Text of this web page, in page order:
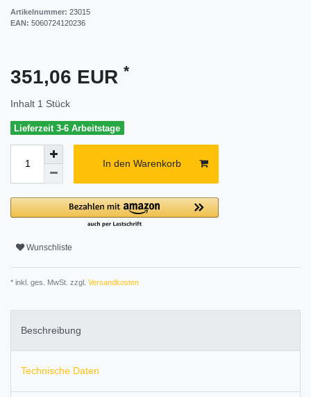
Artikelnummer: 23015
EAN: 5060724120236
351,06 EUR *
Inhalt 1 Stück
Lieferzeit 3-6 Arbeitstage
In den Warenkorb
Wunschliste
* inkl. ges. MwSt. zzgl. Versandkosten
Beschreibung
Technische Daten